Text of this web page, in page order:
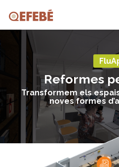
Reformes
Transformem els
noves formes